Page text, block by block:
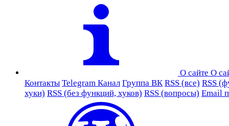
О сайте О
Контакты Telegram Канал Группа ВК RSS (все) RSS
хуки) RSS (без функций, хуков) RSS (вопросы) Email